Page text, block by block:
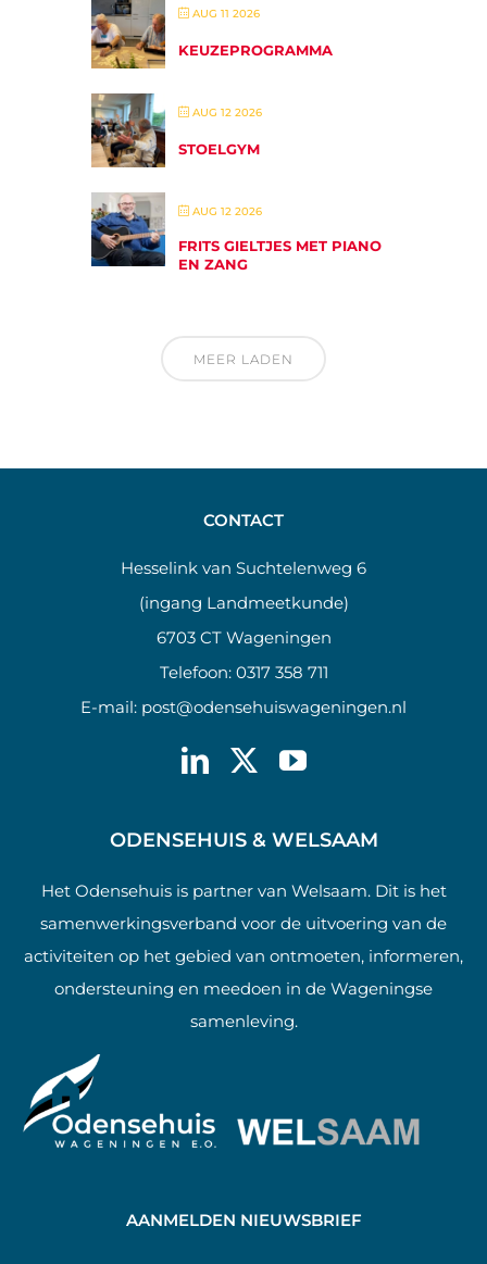
AUG 11 2026
KEUZEPROGRAMMA
AUG 12 2026
STOELGYM
AUG 12 2026
FRITS GIELTJES MET PIANO
EN ZANG
MEER LADEN
CONTACT
Hesselink van Suchtelenweg 6
(ingang Landmeetkunde)
6703 CT Wageningen
Telefoon: 0317 358 711
E-mail: post@odensehuiswageningen.nl
ODENSEHUIS & WELSAAM
Het Odensehuis is partner van Welsaam. Dit is het
samenwerkingsverband voor de uitvoering van de
activiteiten op het gebied van ontmoeten, informeren,
ondersteuning en meedoen in de Wageningse
samenleving.
AANMELDEN NIEUWSBRIEF